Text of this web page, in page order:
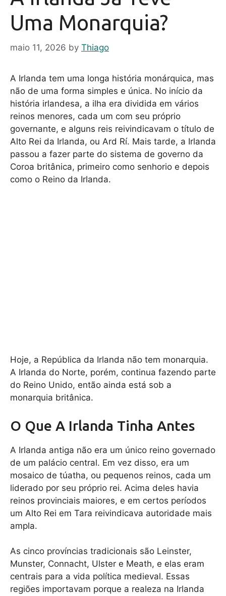
Uma Monarquia?
maio 11, 2026 by Thiago
A Irlanda tem uma longa história monárquica, mas
não de uma forma simples e única. No início da
história irlandesa, a ilha era dividida em vários
reinos menores, cada um com seu próprio
governante, e alguns reis reivindicavam o título de
Alto Rei da Irlanda, ou Ard Rí. Mais tarde, a Irlanda
passou a fazer parte do sistema de governo da
Coroa britânica, primeiro como senhorio e depois
como o Reino da Irlanda.
Hoje, a República da Irlanda não tem monarquia.
A Irlanda do Norte, porém, continua fazendo parte
do Reino Unido, então ainda está sob a
monarquia britânica.
O Que A Irlanda Tinha Antes
A Irlanda antiga não era um único reino governado
de um palácio central. Em vez disso, era um
mosaico de túatha, ou pequenos reinos, cada um
liderado por seu próprio rei. Acima deles havia
reinos provinciais maiores, e em certos períodos
um Alto Rei em Tara reivindicava autoridade mais
ampla.
As cinco províncias tradicionais são Leinster,
Munster, Connacht, Ulster e Meath, e elas eram
centrais para a vida política medieval. Essas
regiões importavam porque a realeza na Irlanda